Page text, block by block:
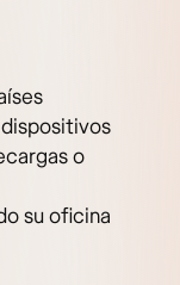
o
su oficina